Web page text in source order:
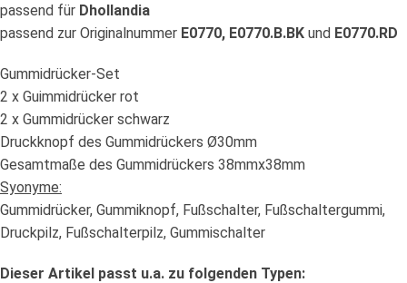
passend für Dhollandia
passend zur Originalnummer E0770, E0770.B.BK und E0770.RD
Gummidrücker-Set
2 x Guimmidrücker rot
2 x Gummidrücker schwarz
Druckknopf des Gummidrückers Ø30mm
Gesamtmaße des Gummidrückers 38mmx38mm
Syonyme:
Gummidrücker, Gummiknopf, Fußschalter, Fußschaltergummi,
Druckpilz, Fußschalterpilz, Gummischalter
Dieser Artikel passt u.a. zu folgenden Typen: